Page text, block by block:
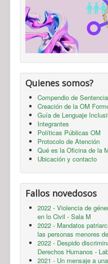
Quienes somos?
Compendio de
Creación de la OM
Guía de Lenguaje
Integrantes
Políticas Públicas OM
Protocolo de Atención
Qué es la Oficina de la
Ubicación y contacto
Fallos novedosos
2022 - Violencia de
en lo Civil - Sala M
2022 - Mandatos
las personas menores
2022 - Despido
Derechos Humanos -
2021 - Un mensaje a